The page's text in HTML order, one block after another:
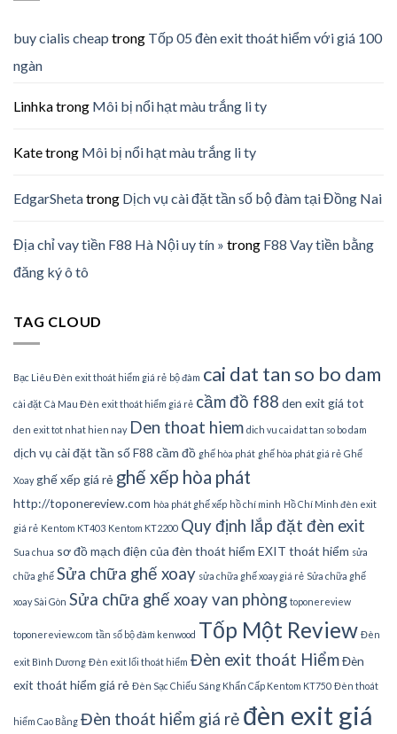
buy cialis cheap trong Tốp 05 đèn exit thoát hiểm với giá 100
ngàn
Linhkatrong Môi bị nổi hạt màu trắng li ty
Katetrong Môi bị nổi hạt màu trắng li ty
EdgarShetatrong Dịch vụ cài đặt tần số bộ đàm tại Đồng Nai
Địa chỉ vay tiền F88 Hà Nội uy tín » trong F88 Vay tiền bằng
đăng ký ô tô
TAG CLOUD
Bạc Liêu Đèn exit thoát hiểm giá rẻ bộ đàm cai dat tan so bo dam
cài đặt Cà Mau Đèn exit thoát hiểm giá rẻ cầm đồ f88 den exit giá tot
den exit tot nhat hien nay Den thoat hiem dich vu cai dat tan so bo dam
dịch vụ cài đặt tần sốF88 cầm đồ ghế hòa phát ghế hòa phát giá rẻ Ghế
Xoay ghế xếp giá rẻ ghế xếp hòa phát
http://toponereview.com hòa phát ghế xếp hồ chí minh Hồ Chí Minh đèn exit
giá rẻ Kentom KT403 Kentom KT2200 Quy định lắp đặt đèn exit
Sua chua sơ đồ mạch điện của đèn thoát hiểm EXIT thoát hiểm sửa
chữa ghế Sửa chữa ghế xoay sửa chữa ghế xoay giá rẻ Sửa chữa ghế
xoay Sài Gòn Sửa chữa ghế xoay van phòng toponereview
toponereview.com tần số bộ đàm kenwood Tốp Một Review Đèn
exit Bình Dương Đèn exit lối thoát hiểm Đèn exit thoát HiểmĐèn
exit thoát hiểm giá rẻ Đèn Sạc Chiếu Sáng Khẩn Cấp Kentom KT750 Đèn thoát
hiểm Cao Bằng Đèn thoát hiểm giá rẻ đèn exit giá